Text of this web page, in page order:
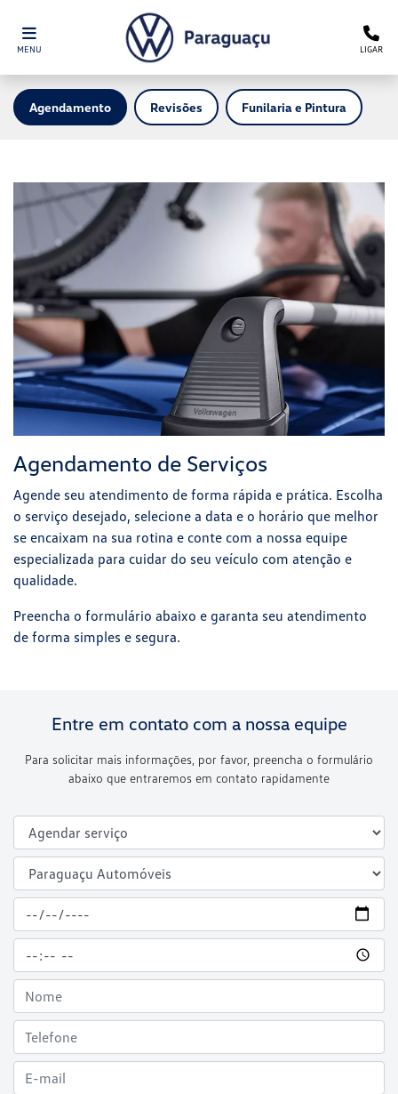
MENU LIGAR
Agendamento Revisões Funilaria e Pintura
Agendamento de Serviços
Agende seu atendimento de forma rápida e prática. Escolha
o serviço desejado, selecione a data e o horário que melhor
se encaixam na sua rotina e conte com a nossa equipe
especializada para cuidar do seu veículo com atenção e
qualidade.
Preencha o formulário abaixo e garanta seu atendimento
de forma simples e segura.
Entre em contato com a nossa equipe
Para solicitar mais informações, por favor, preencha o formulário
abaixo que entraremos em contato rapidamente